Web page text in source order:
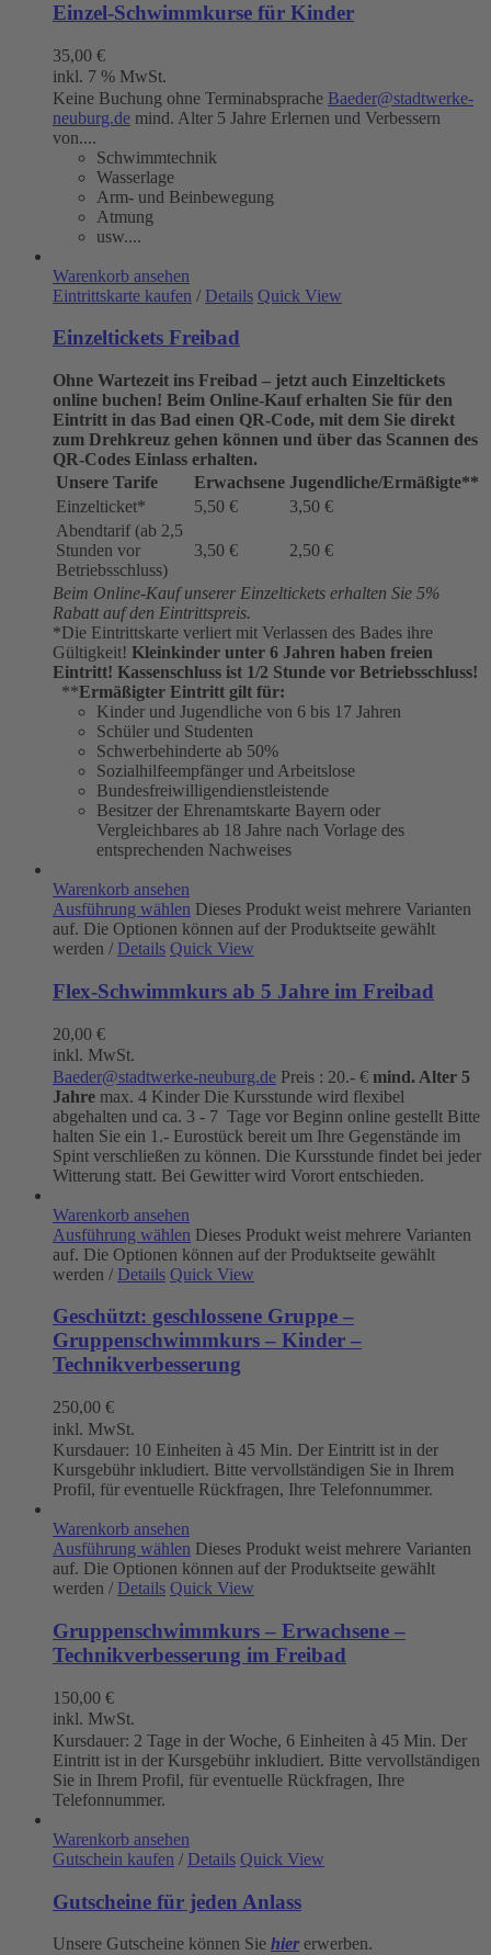
Einzel-Schwimmkurse für Kinder
35,00 €
inkl. 7 % MwSt.
Keine Buchung ohne Terminabsprache Baeder@stadtwerke-
neuburg.de mind. Alter 5 Jahre Erlernen und Verbessern
von....
Schwimmtechnik
Wasserlage
Arm- und Beinbewegung
Atmung
usw....
Warenkorb ansehen
Eintrittskarte kaufen / Details Quick View
Einzeltickets Freibad
Ohne Wartezeit ins Freibad – jetzt auch Einzeltickets
online buchen! Beim Online-Kauf erhalten Sie für den
Eintritt in das Bad einen QR-Code, mit dem Sie direkt
zum Drehkreuz gehen können und über das Scannen des
QR-Codes Einlass erhalten.
Unsere Tarife
Erwachsene Jugendliche/Ermäßigte**
Einzelticket*
5,50 €
3,50 €
Abendtarif (ab 2,5
Stunden vor
Betriebsschluss)
3,50 € 2,50 €
Beim Online-Kauf unserer Einzeltickets erhalten Sie 5%
Rabatt auf den Eintrittspreis.
*Die Eintrittskarte verliert mit Verlassen des Bades ihre
Gültigkeit! Kleinkinder unter 6 Jahren haben freien
Eintritt! Kassenschluss ist 1/2 Stunde vor Betriebsschluss!
**Ermäßigter Eintritt gilt für:
Kinder und Jugendliche von 6 bis 17 Jahren
Schüler und Studenten
Schwerbehinderte ab 50%
Sozialhilfeempfänger und Arbeitslose
Bundesfreiwilligendienstleistende
Besitzer der Ehrenamtskarte Bayern oder
Vergleichbares ab 18 Jahre nach Vorlage des
entsprechenden Nachweises
Warenkorb ansehen
Ausführung wählen Dieses Produkt weist mehrere Varianten
auf. Die Optionen können auf der Produktseite gewählt
werden / Details Quick View
Flex-Schwimmkurs ab 5 Jahre im Freibad
20,00 €
inkl. MwSt.
Baeder@stadtwerke-neuburg.de Preis : 20.- € mind. Alter 5
Jahre max. 4 Kinder Die Kursstunde wird flexibel
abgehalten und ca. 3 - 7 Tage vor Beginn online gestellt Bitte
halten Sie ein 1.- Eurostück bereit um Ihre Gegenstände im
Spint verschließen zu können. Die Kursstunde findet bei jeder
Witterung statt. Bei Gewitter wird Vorort entschieden.
Warenkorb ansehen
Ausführung wählen Dieses Produkt weist mehrere Varianten
auf. Die Optionen können auf der Produktseite gewählt
werden / Details Quick View
Geschützt: geschlossene Gruppe –
Gruppenschwimmkurs – Kinder –
Technikverbesserung
250,00 €
inkl. MwSt.
Kursdauer: 10 Einheiten à 45 Min. Der Eintritt ist in der
Kursgebühr inkludiert. Bitte vervollständigen Sie in Ihrem
Profil, für eventuelle Rückfragen, Ihre Telefonnummer.
Warenkorb ansehen
Ausführung wählen Dieses Produkt weist mehrere Varianten
auf. Die Optionen können auf der Produktseite gewählt
werden / Details Quick View
Gruppenschwimmkurs – Erwachsene –
Technikverbesserung im Freibad
150,00 €
inkl. MwSt.
Kursdauer: 2 Tage in der Woche, 6 Einheiten à 45 Min. Der
Eintritt ist in der Kursgebühr inkludiert. Bitte vervollständigen
Sie in Ihrem Profil, für eventuelle Rückfragen, Ihre
Telefonnummer.
Warenkorb ansehen
Gutschein kaufen / Details Quick View
Gutscheine für jeden Anlass
Unsere Gutscheine können Sie hier erwerben.